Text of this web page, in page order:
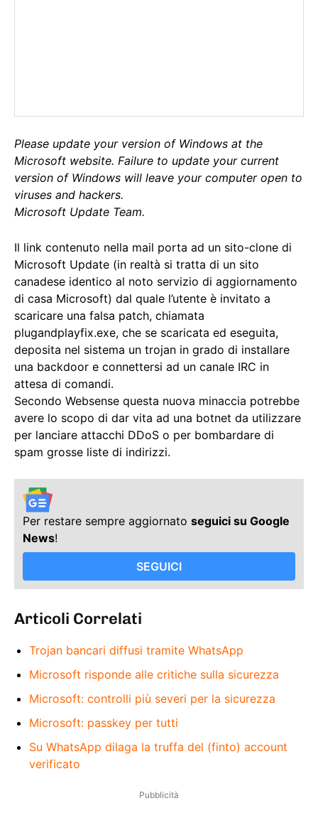
Please update your version of Windows at the
Microsoft website. Failure to update your current
version of Windows will leave your computer open to
viruses and hackers.
Microsoft Update Team.
Il link contenuto nella mail porta ad un sito-clone di
Microsoft Update (in realtà si tratta di un sito
canadese identico al noto servizio di aggiornamento
di casa Microsoft) dal quale l’utente è invitato a
scaricare una falsa patch, chiamata
plugandplayfix.exe, che se scaricata ed eseguita,
deposita nel sistema un trojan in grado di installare
una backdoor e connettersi ad un canale IRC in
attesa di comandi.
Secondo Websense questa nuova minaccia potrebbe
avere lo scopo di dar vita ad una botnet da utilizzare
per lanciare attacchi DDoS o per bombardare di
spam grosse liste di indirizzi.
Per restare sempre aggiornato seguici su Google
News!
SEGUICI
Articoli Correlati
Trojan bancari diffusi tramite WhatsApp
Microsoft risponde alle critiche sulla sicurezza
Microsoft: controlli più severi per la sicurezza
Microsoft: passkey per tutti
Su WhatsApp dilaga la truffa del (finto) account
verificato
Pubblicità